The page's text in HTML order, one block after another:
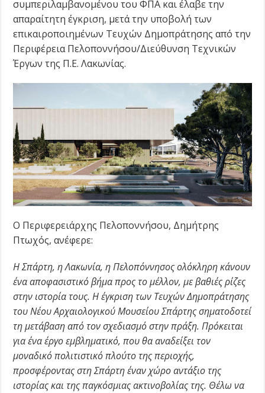
συμπεριλαμβανομένου του ΦΠΑ και έλαβε την
απαραίτητη έγκριση, μετά την υποβολή των
επικαιροποιημένων Τευχών Δημοπράτησης από την
Περιφέρεια Πελοποννήσου/Διεύθυνση Τεχνικών
Έργων της Π.Ε. Λακωνίας.
Ο Περιφερειάρχης Πελοποννήσου, Δημήτρης
Πτωχός, ανέφερε:
Η Σπάρτη, η Λακωνία, η Πελοπόννησος ολόκληρη κάνουν
ένα αποφασιστικό βήμα προς το μέλλον, με βαθιές ρίζες
στην ιστορία τους. Η έγκριση των Τευχών Δημοπράτησης
του Νέου Αρχαιολογικού Μουσείου Σπάρτης σηματοδοτεί
τη μετάβαση από τον σχεδιασμό στην πράξη. Πρόκειται
για ένα έργο εμβληματικό, που θα αναδείξει τον
μοναδικό πολιτιστικό πλούτο της περιοχής,
προσφέροντας στη Σπάρτη έναν χώρο αντάξιο της
ιστορίας και της παγκόσμιας ακτινοβολίας της. Θέλω να